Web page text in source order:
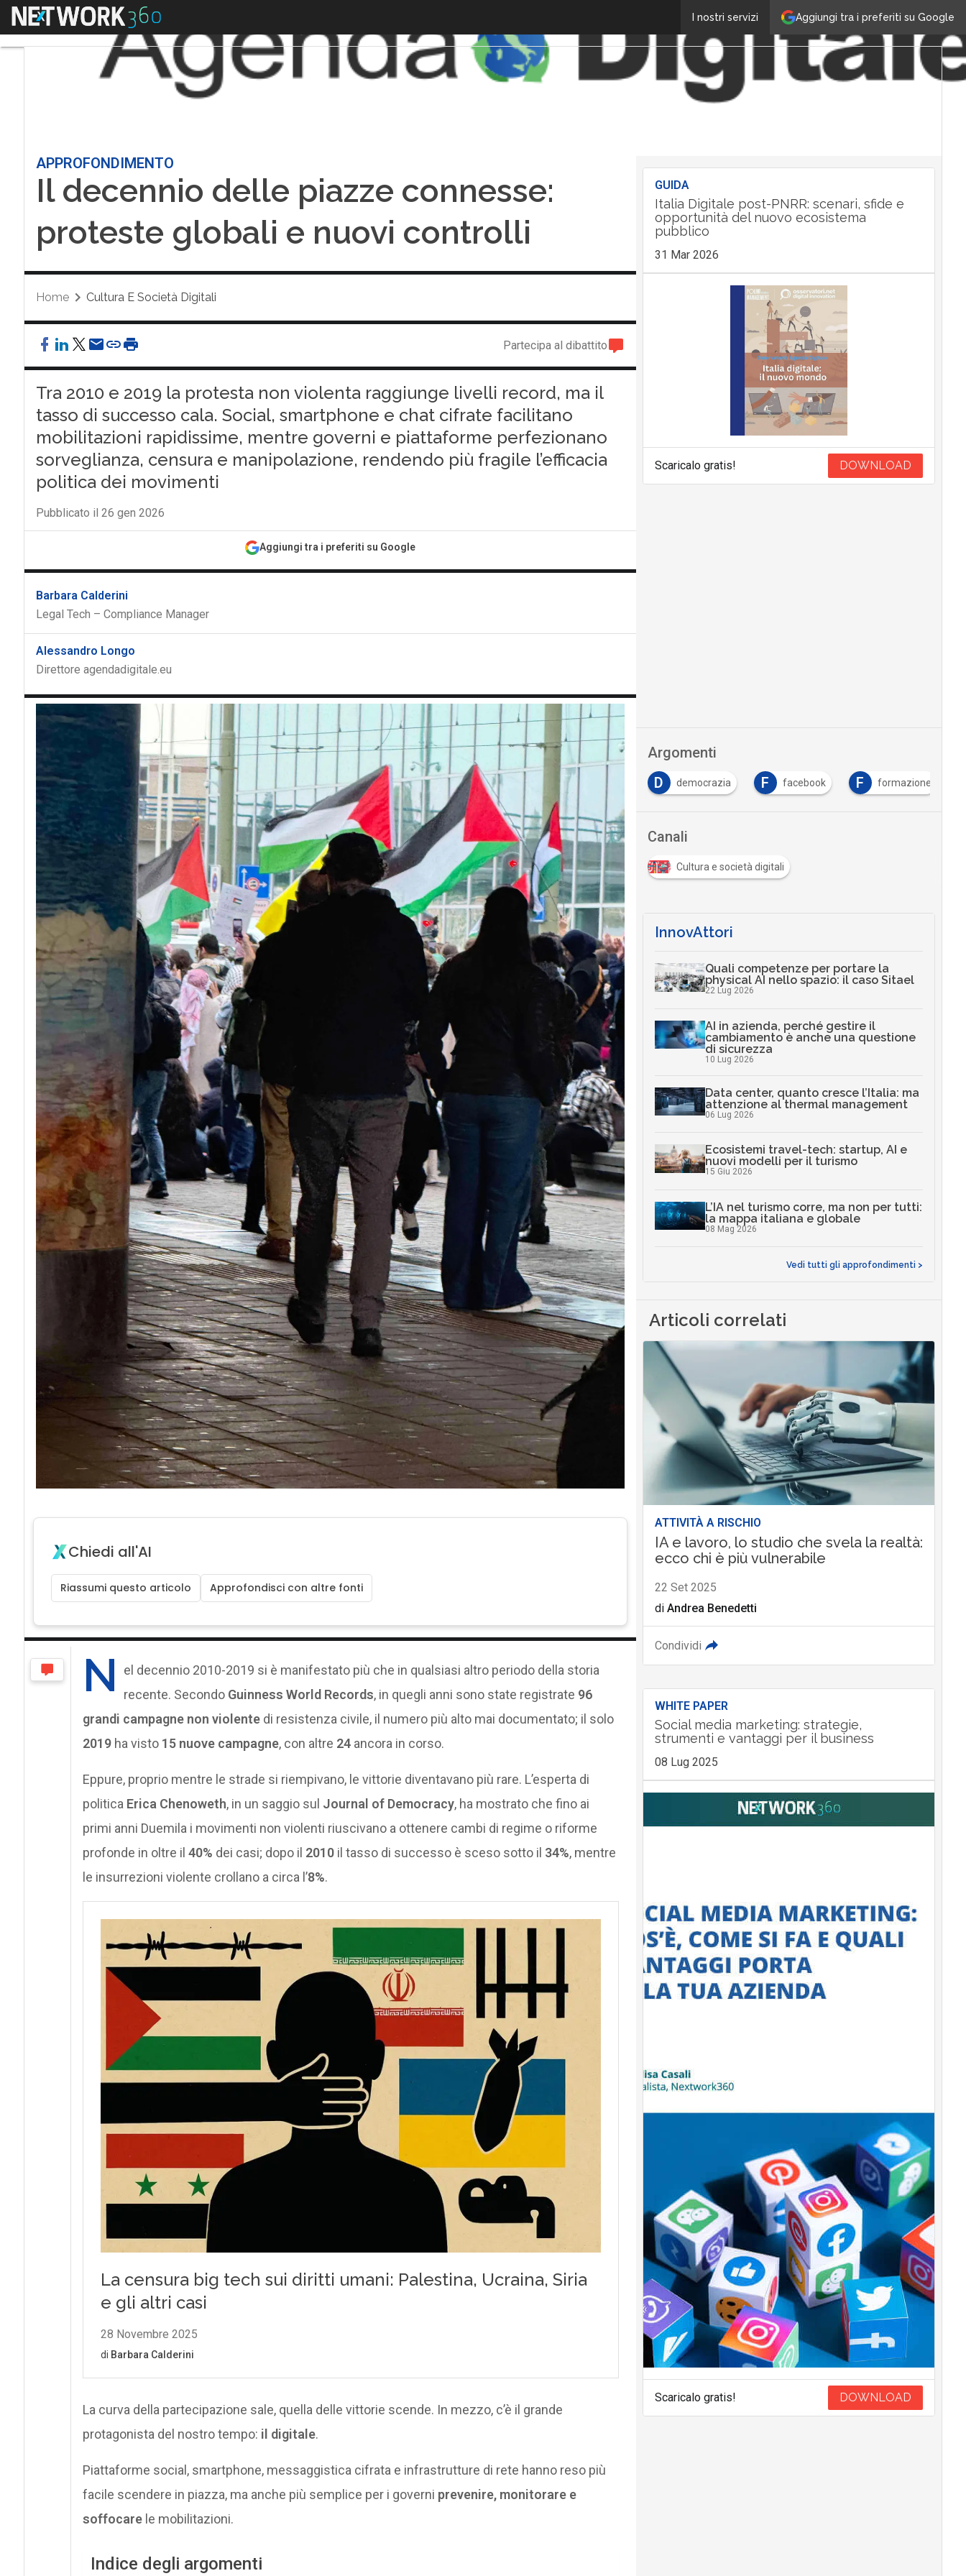
Aggiungi tra i preferiti su Google
I nostri servizi
Menu
APPROFONDIMENTO
Il decennio delle piazze connesse:
proteste globali e nuovi controlli
Home Cultura E Società Digitali
Partecipa al dibattito
Tra 2010 e 2019 la protesta non violenta raggiunge livelli record, ma il
tasso di successo cala. Social, smartphone e chat cifrate facilitano
mobilitazioni rapidissime, mentre governi e piattaforme perfezionano
sorveglianza, censura e manipolazione, rendendo più fragile l’efficacia
politica dei movimenti
Pubblicato il 26 gen 2026
Aggiungi tra i preferiti su Google
Barbara Calderini
Legal Tech – Compliance Manager
Alessandro Longo
Direttore agendadigitale.eu
Chiedi all'AI
Riassumi questo articolo Approfondisci con altre fonti
N
el decennio 2010-2019 si è manifestato più che in qualsiasi altro periodo della storia
recente. Secondo Guinness World Records, in quegli anni sono state registrate 96
grandi campagne non violentedi resistenza civile, il numero più alto mai documentato; il solo
2019ha visto 15 nuove campagne, con altre 24ancora in corso.
Eppure, proprio mentre le strade si riempivano, le vittorie diventavano più rare. L’esperta di
politica Erica Chenoweth, in un saggio sul Journal of Democracy, ha mostrato che fino ai
primi anni Duemila i movimenti non violenti riuscivano a ottenere cambi di regime o riforme
profonde in oltre il 40% dei casi; dopo il 2010il tasso di successo è sceso sotto il 34%, mentre
le insurrezioni violente crollano a circa l’8%.
La curva della partecipazione sale, quella delle vittorie scende. In mezzo, c’è il grande
protagonista del nostro tempo: il digitale.
Piattaforme social, smartphone, messaggistica cifrata e infrastrutture di rete hanno reso più
facile scendere in piazza, ma anche più semplice per i governi prevenire, monitorare e
soffocarele mobilitazioni.
Indice degli argomenti
GUIDA
Italia Digitale post-PNRR: scenari, sfide e
opportunità del nuovo ecosistema
pubblico
31 Mar 2026
Scaricalo gratis! DOWNLOAD
Argomenti
D
dati personali democrazia F facebook F formazione PNRR
Canali
Cultura e società digitali
InnovAttori
Quali competenze per portare la
physical AI nello spazio: il caso Sitael
22 Lug 2026
AI in azienda, perché gestire il
cambiamento è anche una questione
di sicurezza
10 Lug 2026
Data center, quanto cresce l’Italia: ma
attenzione al thermal management
06 Lug 2026
Ecosistemi travel-tech: startup, AI e
nuovi modelli per il turismo
15 Giu 2026
L’IA nel turismo corre, ma non per tutti:
la mappa italiana e globale
08 Mag 2026
Vedi tutti gli approfondimenti >
Articoli correlati
ATTIVITÀ A RISCHIO
IA e lavoro, lo studio che svela la realtà:
ecco chi è più vulnerabile
22 Set 2025
di Andrea Benedetti
Condividi
WHITE PAPER
Social media marketing: strategie,
strumenti e vantaggi per il business
08 Lug 2025
Scaricalo gratis! DOWNLOAD